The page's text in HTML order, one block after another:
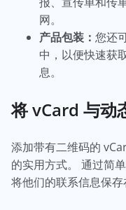
网。
产品包装： 您还
中，以便快速获
息。
将 vCard 与动
添加带有二维码的
的实用方式。 通过简
将他们的联系信息保存